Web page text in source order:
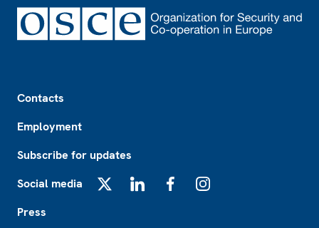
Contacts
Employment
Subscribe for updates
Social media
Press